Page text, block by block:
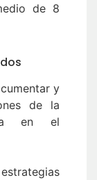
de 8
y
de la
en el